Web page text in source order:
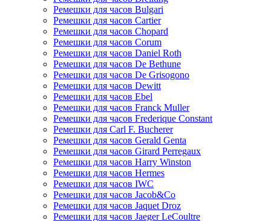
Ремешки для часов Bulgari
Ремешки для часов Cartier
Ремешки для часов Chopard
Ремешки для часов Corum
Ремешки для часов Daniel Roth
Ремешки для часов De Bethune
Ремешки для часов De Grisogono
Ремешки для часов Dewitt
Ремешки для часов Ebel
Ремешки для часов Franck Muller
Ремешки для часов Frederique Constant
Ремешки для Carl F. Bucherer
Ремешки для часов Gerald Genta
Ремешки для часов Girard Perregaux
Ремешки для часов Harry Winston
Ремешки для часов Hermes
Ремешки для часов IWC
Ремешки для часов Jacob&Co
Ремешки для часов Jaquet Droz
Ремешки для часов Jaeger LeCoultre